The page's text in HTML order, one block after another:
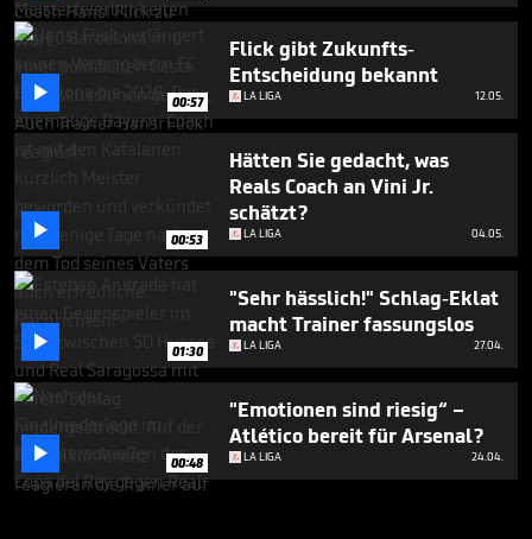
 00:57
Flick gibt Zukunfts-
Entscheidung bekannt
LA LIGA 12.05.
 00:53
Hätten Sie gedacht, was
Reals Coach an Vini Jr.
schätzt?
LA LIGA 04.05.
 01:30
"Sehr hässlich!" Schlag-Eklat
macht Trainer fassungslos
LA LIGA 27.04.
 00:48
"Emotionen sind riesig“ –
Atlético bereit für Arsenal?
LA LIGA 24.04.